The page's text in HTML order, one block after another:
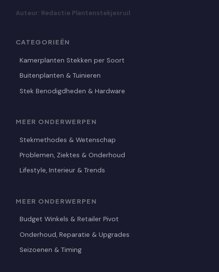
Auteur: Redactie Plantenstekjesruil
CATEGORIEËN
Kamerplanten Stekken per Soort
Buitenplanten & Tuinieren
Stek Benodigdheden & Hardware
MEER ONDERWERPEN
Stekmethodes & Wetenschap
Problemen, Ziektes & Onderhoud
Lifestyle, Interieur & Trends
MEER ONDERWERPEN
Budget Winkels & Retailer Pivot
Onderhoud, Reparatie & Upgrades
Seizoenen & Timing